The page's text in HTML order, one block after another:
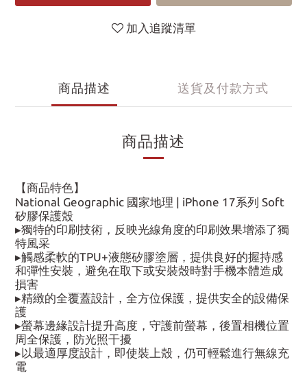
加入追蹤清單
商品描述 送貨及付款方式
商品描述
【商品特色】
National Geographic 國家地理 | iPhone 17系列 Soft
矽膠保護殼
▸獨特的印刷技術，反映光線角度的印刷效果增添了獨
特風采
▸觸感柔軟的TPU+液態矽膠塗層，提供良好的握持感
和彈性安裝，避免在取下或安裝殼時對手機本體造成
損害
▸精緻的全覆蓋設計，全方位保護，提供安全的設備保
護
▸螢幕邊緣設計提升高度，守護前螢幕，後置相機位置
周全保護，防光照干擾
▸以最適厚度設計，即使裝上殼，仍可輕鬆進行無線充
電